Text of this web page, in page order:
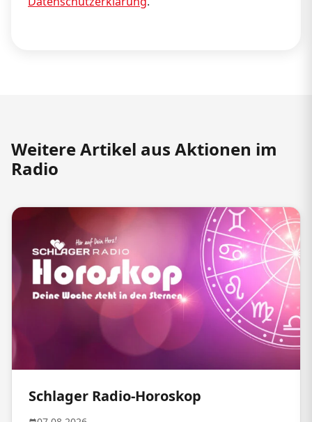
Weitere Artikel aus Aktionen im
Radio
Schlager Radio-Horoskop